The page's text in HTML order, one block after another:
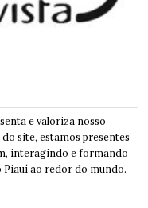
e valoriza nosso
site, estamos presentes
interagindo e formando
Piauí ao redor do mundo.